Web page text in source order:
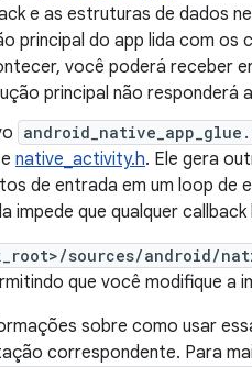
e as estruturas de dados
principal do app lida com os
você poderá receber
principal não responderá
native_activity.h. Ele gera
de entrada em um loop de
impede que qualquer
sources/android/
que você modifique a
sobre como usar
correspondente. Para